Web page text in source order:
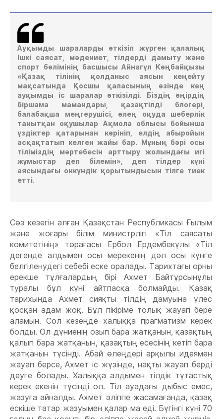
Ауқымды шараларды өткізіп жүрген қалалық
Ішкі саясат, мәдениет, тілдерді дамыту және
спорт бөлімінің басшысы Айнагүл Көңбайқызы
«Қазақ тілінің қолданыс аясын кеңейту
мақсатында Қосшы қаласының өзінде кең
ауқымды іс шаралар өткізілді. Біздің өңірдің
біршама мамандары, қазақтілді блогері,
балабақша меңгерушісі, өлең оқуда шеберлік
танытқан оқушылар Ақмола облысы бойынша
үздіктер қатарынан көрініп, елдің абыройын
асқақтатып келген жайы бар. Мұның бәрі осы
тіліміздің мәртебесін арттыру жолындағы игі
жұмыстар деп білемін», деп тілдер күні
аясындағы онкүндік қорытындысын тілге тиек
етті.
Сөз кезегін алған Қазақстан Республикасы Ғылым
және жоғары білім министрлігі «Тіл саясаты
комитетінің» төрағасы Ербол Ердембекұлы «Тіл
дегенде алдымен осы мерекенің дәл осы күнге
белгіленудегі себебі еске оралады. Тарихтағы орны
ерекше тұлғалардың бірі Ахмет Байтұрсынұлы
туралы бұл күні айтпасқа болмайды. Қазақ
тарихында Ахмет сияқты тілдің дамуына үлес
қосқан адам жоқ. Бұл пікіріме толық жауап бере
аламын. Сол кезеңде халыққа прагматизм керек
болды. Ол дүниенің озып бара жатқанын, қазақтың
қалып бара жатқанын, қазақтың есесінің кетіп бара
жатқанын түсінді. Абай өлеңдері арқылы идеямен
жауап берсе, Ахмет іс жүзінде, нақты жауап берді
деуге болады. Халыққа алдымен тілдік тұтастық
керек екенін түсінді ол. Тіл ауадағы дыбыс емес,
жазуға айналды. Ахмет әліппе жасамағанда, қазақ
ескіше татар жазуымен қалар ма еді. Бүгінгі күні 70